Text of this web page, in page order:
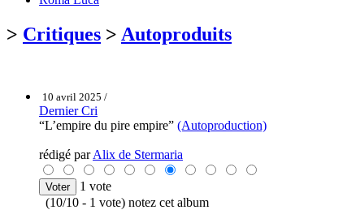
> Critiques > Autoproduits
10 avril 2025 /
Dernier Cri
“L’empire du pire empire” (Autoproduction)
rédigé parAlix de Stermaria
1 vote
(10/10 - 1 vote) notez cet album